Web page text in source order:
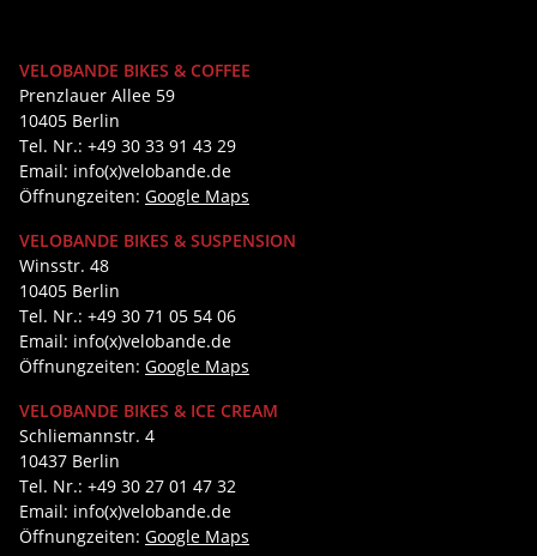
VELOBANDE BIKES & COFFEE
Prenzlauer Allee 59
10405 Berlin
Tel. Nr.: +49 30 33 91 43 29
Email: info(x)velobande.de
Öffnungzeiten: Google Maps
VELOBANDE BIKES & SUSPENSION
Winsstr. 48
10405 Berlin
Tel. Nr.: +49 30 71 05 54 06
Email: info(x)velobande.de
Öffnungzeiten: Google Maps
VELOBANDE BIKES & ICE CREAM
Schliemannstr. 4
10437 Berlin
Tel. Nr.: +49 30 27 01 47 32
Email: info(x)velobande.de
Öffnungzeiten: Google Maps